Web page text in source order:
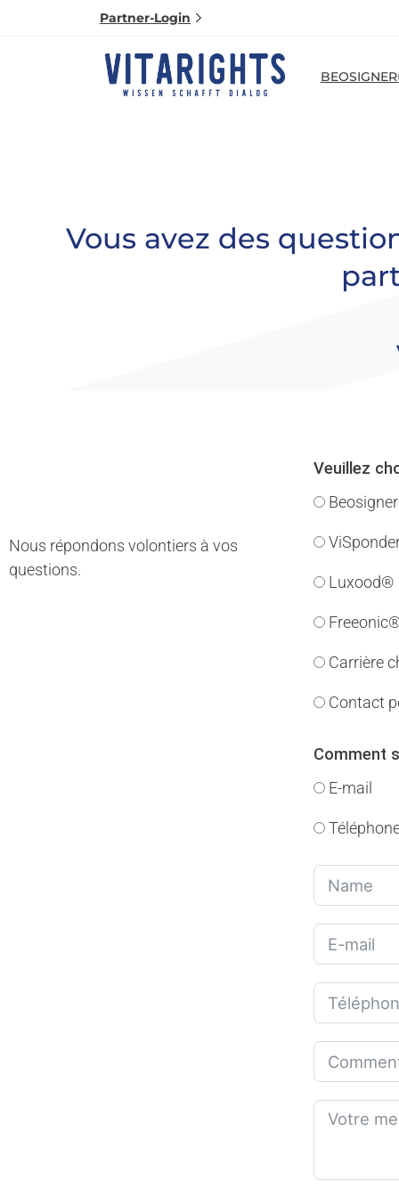
Partner-Login
Vous avez des
Nous répondons volontiers à vos
questions.
Veuillez
Luxood®
Carrière
Contact
Comment
E-mail
Der
es
Vier